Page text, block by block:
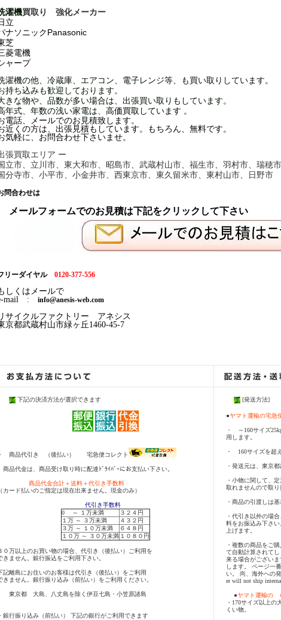
濯機買取り 強化メーカー
立
ナソニックPanasonic
芝
菱電機
ャープ
濯機の他、冷蔵庫、エアコン、電子レンジ等、も買い取りしています。
持ち込みも歓迎しております。
きな物や、品数が多い場合は、出張買い取りもしています。
年式、年数の浅い家電は、 高価買取しています 。
電話、メールでのお見積致します。
近くの方は、出張見積も しています。もちろん、無料です。
気軽に、お問合わせ下さいませ。
張買取エリア ー
立市、立川市、東大和市、昭島市、武蔵村山市、福生市、羽村市、瑞穂
分寺市、小平市、小金井市、西東京市、東久留米市、東村山市、日野市
問合わせは
メールフォームでのお見積は下記をクリックして下さい
リーダイヤル 0120-377-556
しくはメールで
mail :
info@anesis-web.com
サイクルファクトリー アネシス
京都武蔵村山市緑ヶ丘1460-45-7
下記の決済方法が選択できます
・ 商品代引き （後払い） 宅急便コレクト
商品代金は、商品受け取り時に配達ﾄﾞﾗｲﾊﾞｰにお支払い下さい。
商品代金合計＋送料＋代引き手数料
（カード払いのご指定は現在出来ません。現金のみ）
代引き手数料
0 ～ １万未満
３２４円
１万 ～ ３万未満
４３２円
３万 ～ １０万未満
６４８円
１０万 ～ ３０万未満 １０８０円
０万以上のお買い物の場合、代引き（後払い）ご利用を
きません。銀行振込をご利用下さい。
記離島にお住いのお客様は代引き（後払い）をご利用
きません。銀行振り込み（前払い）をご利用ください。
東京都 大島、八丈島を除く伊豆七島・小笠原諸島
・銀行振り込み（前払い） 下記の銀行がご利用できます
[発送方法]
●ヤマト運輸の宅
・ ～160サイズ
用します。
・ 160サイズを超
・発送元は、東京
・小物に関して、
取れませんので取
・商品の引渡しは
・代引き以外の場
料をお振込み下さ
上げます。
・複数の商品をご
て自動計算されて
来る場合がござい
します。 ページ一
い。 尚、海外への
er will not ship
●ヤマト運輸の
・170サイズ以上
くい物。